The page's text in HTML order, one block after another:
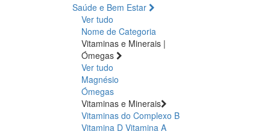
Saúde e Bem Estar
Ver tudo
Nome de Categoria
Vitaminas e Minerais |
Ómegas
Ver tudo
Magnésio
Ómegas
Vitaminas e Minerais
Vitaminas do Complexo B
Vitamina D Vitamina A